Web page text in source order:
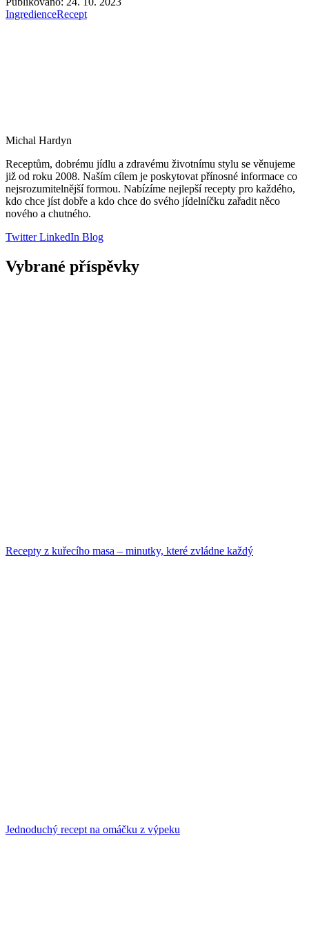
IngredienceRecept
Michal Hardyn
Receptům, dobrému jídlu a zdravému životnímu stylu se věnujeme
již od roku 2008. Naším cílem je poskytovat přínosné informace co
nejsrozumitelnější formou. Nabízíme nejlepší recepty pro každého,
kdo chce jíst dobře a kdo chce do svého jídelníčku zařadit něco
nového a chutného.
TwitterLinkedIn Blog
Vybrané příspěvky
Recepty z kuřecího masa – minutky, které zvládne každý
Jednoduchý recept na omáčku z výpeku